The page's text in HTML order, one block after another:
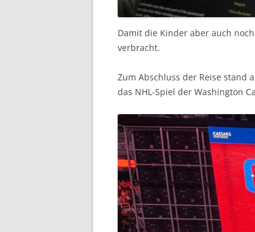
Damit die Kinder aber auch
verbracht.
Zum Abschluss der Reise stand
das NHL-Spiel der Washington